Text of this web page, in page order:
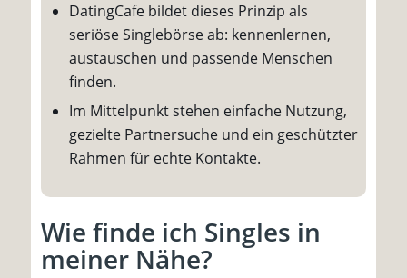
DatingCafe bildet dieses Prinzip als
seriöse Singlebörse ab: kennenlernen,
austauschen und passende Menschen
finden.
Im Mittelpunkt stehen einfache Nutzung,
gezielte Partnersuche und ein geschützter
Rahmen für echte Kontakte.
Wie finde ich Singles in
meiner Nähe?